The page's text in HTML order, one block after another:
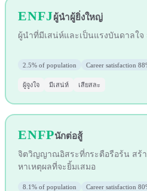
ENFJผู้นำผู้ยิ่งใหญ่
ผู้นำที่มีเสน่ห์และเป็นแรงบันดาลใจ
2.5% of population Career satisfaction
ผู้จูงใจ มีเสน่ห์ เสียสละ
ENFPนักต่อสู้
จิตวิญญาณอิสระที่กระตือรือร้น สร้
หาเหตุผลที่จะยิ้มเสมอ
8.1% of population Career satisfaction